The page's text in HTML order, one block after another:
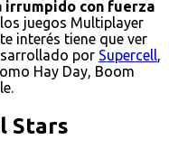
irrumpido con fuerza
juegos Multiplayer
interés tiene que ver
por Supercell,
Hay Day, Boom
Stars